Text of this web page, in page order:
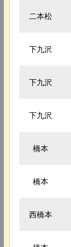
二本松
下九沢
下九沢
下九沢
橋本
橋本
西橋本